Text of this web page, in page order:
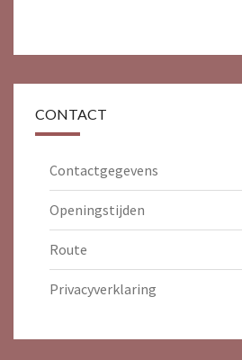
CONTACT
Contactgegevens
Openingstijden
Route
Privacyverklaring